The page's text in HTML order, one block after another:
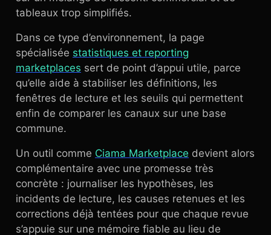
tableaux trop simplifiés.
Dans ce type d’environnement, la page
spécialisée statistiques et reporting
marketplaces sert de point d’appui utile, parce
qu’elle aide à stabiliser les définitions, les
fenêtres de lecture et les seuils qui permettent
enfin de comparer les canaux sur une base
commune.
Un outil comme Ciama Marketplace devient alors
complémentaire avec une promesse très
concrète : journaliser les hypothèses, les
incidents de lecture, les causes retenues et les
corrections déjà tentées pour que chaque revue
s’appuie sur une mémoire fiable au lieu de